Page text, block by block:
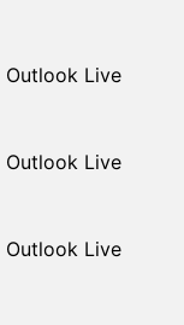
Outlook Live
Outlook Live
Outlook Live